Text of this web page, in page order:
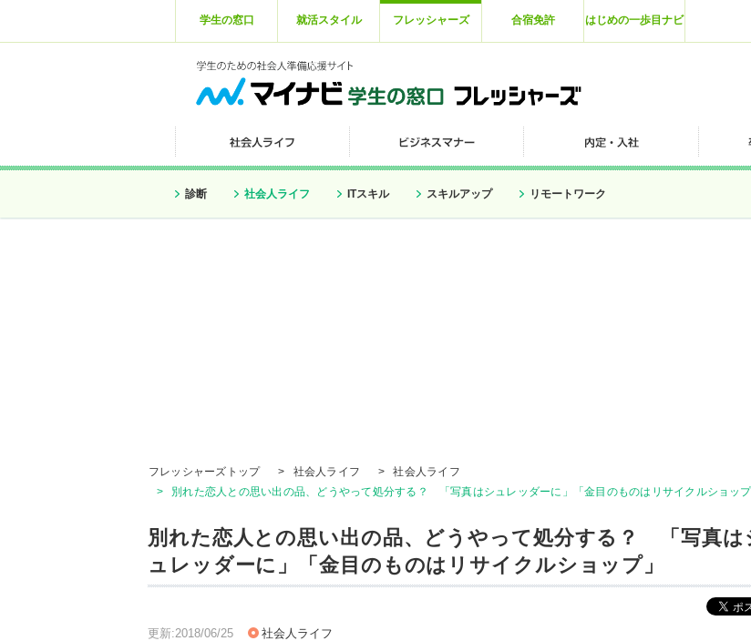
学生の窓口 就活スタイル フレッシャーズ 合宿免許 はじめの一歩目ナビ
診断 社会人ライフ ITスキル スキルアップ リモートワーク
フレッシャーズトップ > 社会人ライフ >
社会人ライフ
>
別れた恋人との思い出の品、どうやって処分する？ 「写真はシュレッダーに」「金目のものはリサイクルショップ
別れた恋人との思い出の品、どうやって処分する？ 「写真は
ュレッダーに」「金目のものはリサイクルショップ」
更新:2018/06/25 社会人ライフ